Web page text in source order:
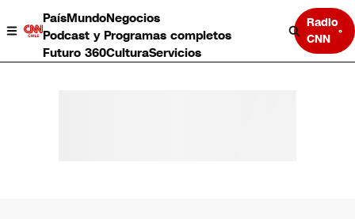
PaísMundoNegocios
Podcast y Programas completos
Futuro 360CulturaServicios
Radio
CNN